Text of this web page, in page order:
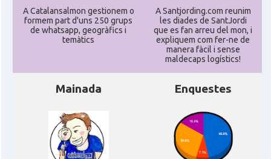
A Catalansalmon gestionem o
formem part d'uns 250 grups
de whatsapp, geogràfics i
temàtics
A Santjording.com reunim
les diades de SantJordi
que es fan arreu del mon, i
expliquem com fer-ne de
manera fàcil i sense
maldecaps logí­stics!
Mainada Enquestes